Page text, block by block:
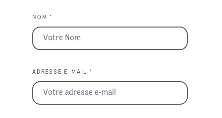
NOM *
ADRESSE E-MAIL *